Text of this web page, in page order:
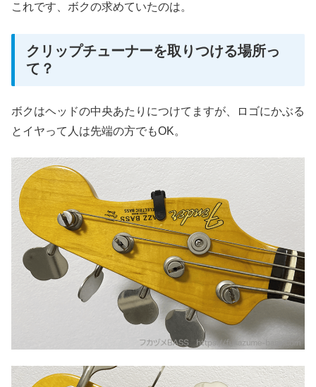
これです、ボクの求めていたのは。
クリップチューナーを取りつける場所っ
て？
ボクはヘッドの中央あたりにつけてますが、ロゴにかぶる
とイヤって人は先端の方でもOK。